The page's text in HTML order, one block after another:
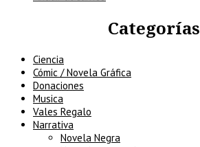
Categorías
Ciencia
Cómic / Novela Gráfica
Donaciones
Musica
Vales Regalo
Narrativa
Novela Negra